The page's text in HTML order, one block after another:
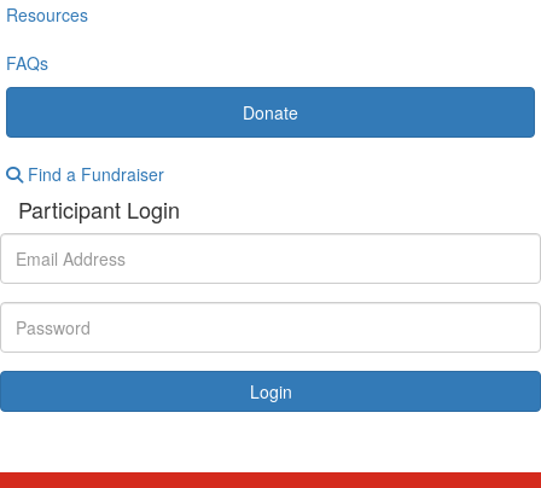
Resources
FAQs
Donate
Find a Fundraiser
Participant Login
Login